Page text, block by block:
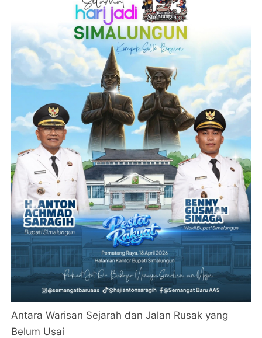
Antara Warisan Sejarah dan Jalan Rusak yang
Belum Usai